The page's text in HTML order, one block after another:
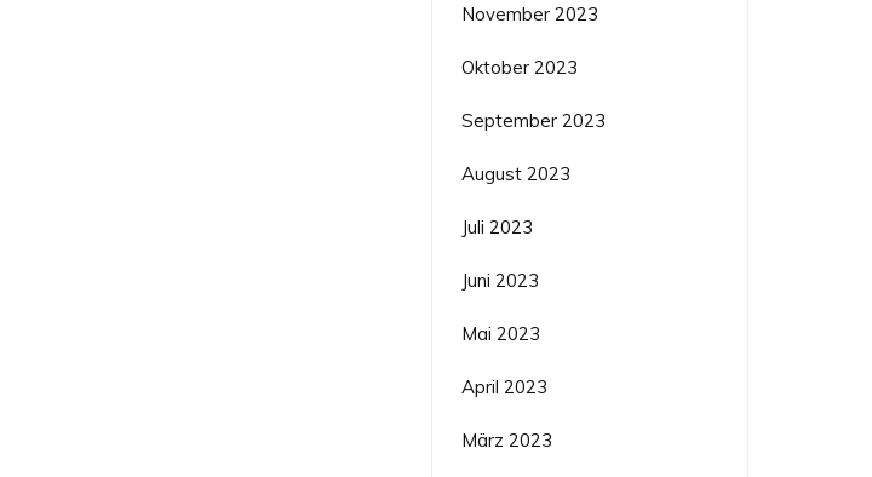
November 2023
Oktober 2023
September 2023
August 2023
Juli 2023
Juni 2023
Mai 2023
April 2023
März 2023